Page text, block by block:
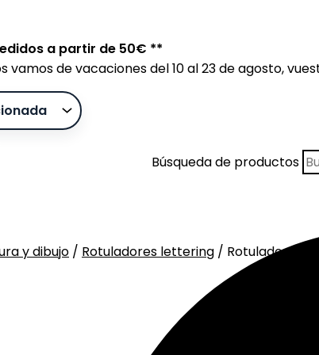
a partir de 50€ **
vamos de vacaciones del 10 al 23 de agosto,
Búsqueda de productos
y dibujo / Rotuladores lettering / Rotulador